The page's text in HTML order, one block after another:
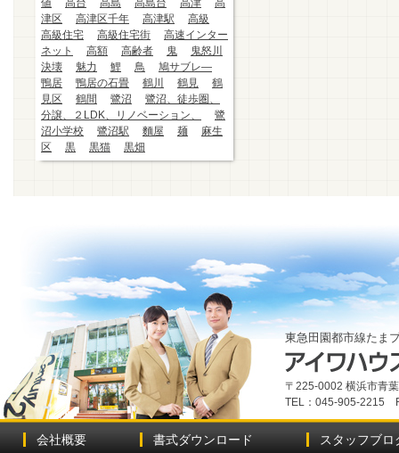
値
高台 高島 高島台 高津
高
津区
高津区千年 高津駅
高級
高級住宅
高級住宅街
高速インター
ネット
高額 高齢者 鬼
鬼怒川
決壊
魅力 鯉 鳥
鳩サブレ―
鴨居
鴨居の石畳 鶴川 鶴見
鶴
見区
鶴間 鷺沼
鷺沼、徒歩圏、
分譲、２LDK、リノベーション、
鷺
沼小学校
鷺沼駅 麵屋 麺
麻生
区
黒 黒猫 黒畑
東急田園都市線たま
〒225-0002 横浜市青
TEL：045-905-2215
会社概要 書式ダウンロード スタッフブロ